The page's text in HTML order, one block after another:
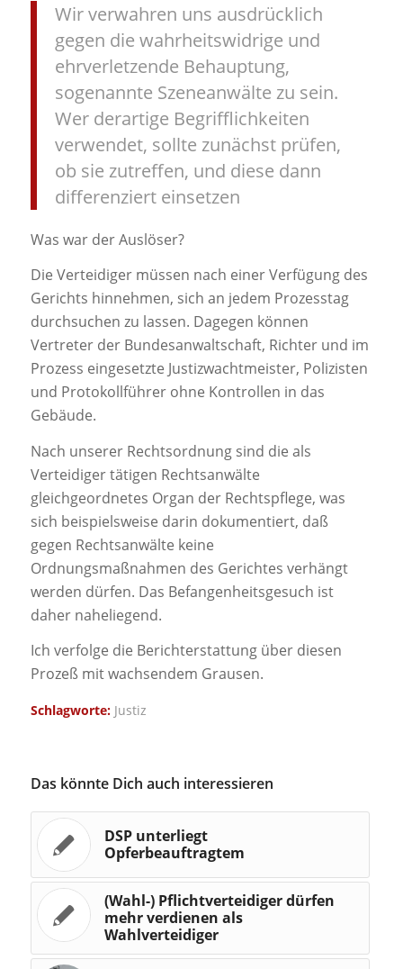
Wir verwahren uns ausdrücklich
gegen die wahrheitswidrige und
ehrverletzende Behauptung,
sogenannte Szeneanwälte zu sein.
Wer derartige Begrifflichkeiten
verwendet, sollte zunächst prüfen,
ob sie zutreffen, und diese dann
differenziert einsetzen
Was war der Auslöser?
Die Verteidiger müssen nach einer Verfügung des
Gerichts hinnehmen, sich an jedem Prozesstag
durchsuchen zu lassen. Dagegen können
Vertreter der Bundesanwaltschaft, Richter und im
Prozess eingesetzte Justizwachtmeister, Polizisten
und Protokollführer ohne Kontrollen in das
Gebäude.
Nach unserer Rechtsordnung sind die als
Verteidiger tätigen Rechtsanwälte
gleichgeordnetes Organ der Rechtspflege, was
sich beispielsweise darin dokumentiert, daß
gegen Rechtsanwälte keine
Ordnungsmaßnahmen des Gerichtes verhängt
werden dürfen. Das Befangenheitsgesuch ist
daher naheliegend.
Ich verfolge die Berichterstattung über diesen
Prozeß mit wachsendem Grausen.
Schlagworte: Justiz
Das könnte Dich auch interessieren
DSP unterliegt
Opferbeauftragtem
(Wahl-) Pflichtverteidiger dürfen
mehr verdienen als
Wahlverteidiger